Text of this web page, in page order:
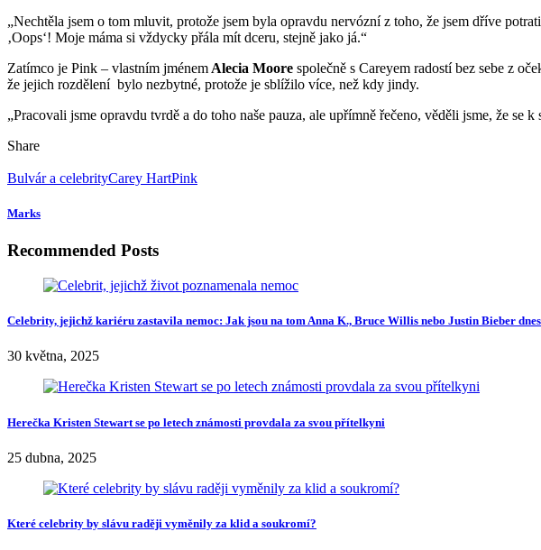
„Nechtěla jsem o tom mluvit, protože jsem byla opravdu nervózní z toho, že jsem dříve
‚Oops‘! Moje máma si vždycky přála mít dceru, stejně jako já.“
Zatímco je Pink – vlastním jménem Alecia Moore společně s Careyem radostí bez sebe z
že jejich rozdělení bylo nezbytné, protože je sblížilo více, než kdy jindy.
„Pracovali jsme opravdu tvrdě a do toho naše pauza, ale upřímně řečeno, věděli jsme, že se k
Share
Bulvár a celebrityCarey HartPink
Marks
Recommended Posts
Celebrity, jejichž kariéru zastavila nemoc: Jak jsou na tom Anna K., Bruce Willis nebo Justin Bieber
30 května, 2025
Herečka Kristen Stewart se po letech známosti provdala za svou přítelkyni
25 dubna, 2025
Které celebrity by slávu raději vyměnily za klid a soukromí?